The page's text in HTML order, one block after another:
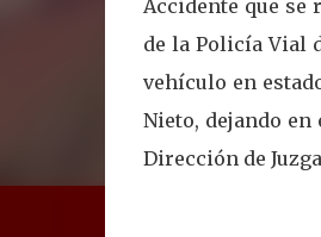
Accidente que
de la Policía Vial
vehículo en
Nieto, dejando
Dirección de